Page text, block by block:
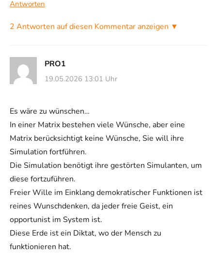
Antworten
2 Antworten auf diesen Kommentar anzeigen ▼
PRO1
19.05.2026 13:01 Uhr
Es wäre zu wünschen…
In einer Matrix bestehen viele Wünsche, aber eine
Matrix berücksichtigt keine Wünsche, Sie will ihre
Simulation fortführen.
Die Simulation benötigt ihre gestörten Simulanten, um
diese fortzuführen.
Freier Wille im Einklang demokratischer Funktionen ist
reines Wunschdenken, da jeder freie Geist, ein
opportunist im System ist.
Diese Erde ist ein Diktat, wo der Mensch zu
funktionieren hat.